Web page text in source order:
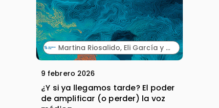
Martina Riosalido, Eli García y Albert Ruiz. Fresenius Kabi.
9 febrero 2026
¿Y si ya llegamos tarde? El poder
de amplificar (o perder) la voz